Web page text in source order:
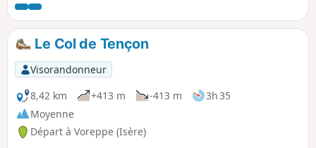
Le Col de Tençon
Visorandonneur
8,42 km
+413 m -413 m
3h 35
Moyenne
Départ à Voreppe (Isère)